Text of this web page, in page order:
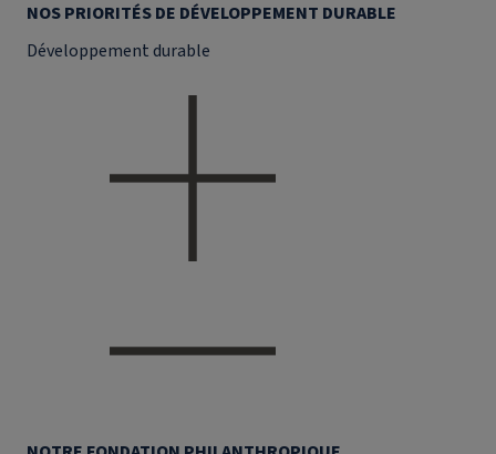
NOS PRIORITÉS DE DÉVELOPPEMENT DURABLE
Développement durable